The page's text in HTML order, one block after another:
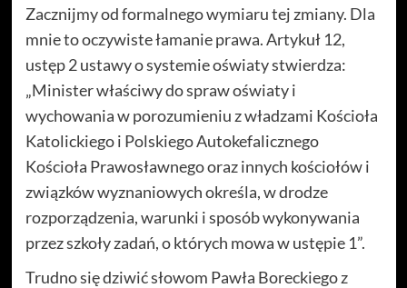
Zacznijmy od formalnego wymiaru tej zmiany. Dla
mnie to oczywiste łamanie prawa. Artykuł 12,
ustęp 2 ustawy o systemie oświaty stwierdza:
„Minister właściwy do spraw oświaty i
wychowania w porozumieniu z władzami Kościoła
Katolickiego i Polskiego Autokefalicznego
Kościoła Prawosławnego oraz innych kościołów i
związków wyznaniowych określa, w drodze
rozporządzenia, warunki i sposób wykonywania
przez szkoły zadań, o których mowa w ustępie 1”.
Trudno się dziwić słowom Pawła Boreckiego z